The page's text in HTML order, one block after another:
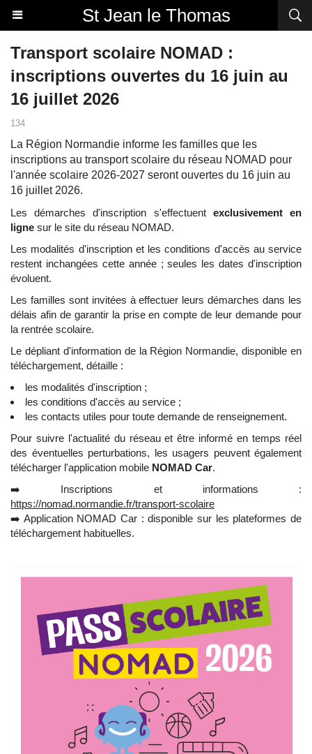
St Jean le Thomas
Transport scolaire NOMAD :
inscriptions ouvertes du 16 juin au
16 juillet 2026
134
La Région Normandie informe les familles que les
inscriptions au transport scolaire du réseau NOMAD pour
l'année scolaire 2026-2027 seront ouvertes du 16 juin au
16 juillet 2026.
Les démarches d'inscription s'effectuent exclusivement en
ligne sur le site du réseau NOMAD.
Les modalités d'inscription et les conditions d'accès au service
restent inchangées cette année ; seules les dates d'inscription
évoluent.
Les familles sont invitées à effectuer leurs démarches dans les
délais afin de garantir la prise en compte de leur demande pour
la rentrée scolaire.
Le dépliant d'information de la Région Normandie, disponible en
téléchargement, détaille :
les modalités d'inscription ;
les conditions d'accès au service ;
les contacts utiles pour toute demande de renseignement.
Pour suivre l'actualité du réseau et être informé en temps réel
des éventuelles perturbations, les usagers peuvent également
télécharger l'application mobile NOMAD Car.
➡️ Inscriptions et informations :
https://nomad.normandie.fr/transport-scolaire
➡️ Application NOMAD Car : disponible sur les plateformes de
téléchargement habituelles.